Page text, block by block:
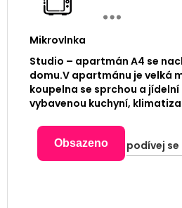
Mikrovlnka
Studio – apartmán A4 se
domu.V apartmánu je velká
koupelna se sprchou a
vybavenou kuchyní,
Obsazeno podívej